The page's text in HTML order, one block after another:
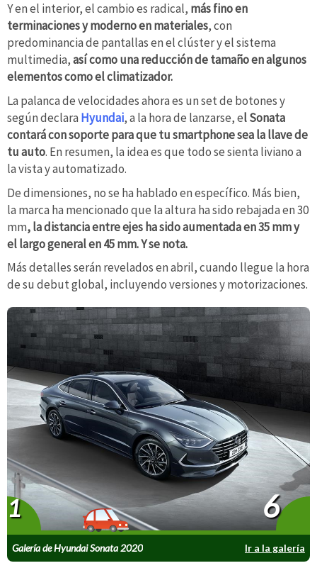
Y en el interior, el cambio es radical, más fino en
terminaciones y moderno en materiales, con
predominancia de pantallas en el clúster y el sistema
multimedia,así como una reducción de tamaño en algunos
elementos como el climatizador.
La palanca de velocidades ahora es un set de botones y
según declara Hyundai, a la hora de lanzarse, el Sonata
contará con soporte para que tu smartphone sea la llave de
tu auto. En resumen, la idea es que todo se sienta liviano a
la vista y automatizado.
De dimensiones, no se ha hablado en específico. Más bien,
la marca ha mencionado que la altura ha sido rebajada en 30
mm, la distancia entre ejes ha sido aumentada en 35 mm y
el largo general en 45 mm. Y se nota.
Más detalles serán revelados en abril, cuando llegue la hora
de su debut global, incluyendo versiones y motorizaciones.
Galería de Hyundai Sonata 2020 Ir a la galería
1 6